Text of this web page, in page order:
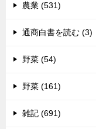
農業 (531)
通商白書を読む (3)
野菜 (54)
野菜 (161)
雑記 (691)